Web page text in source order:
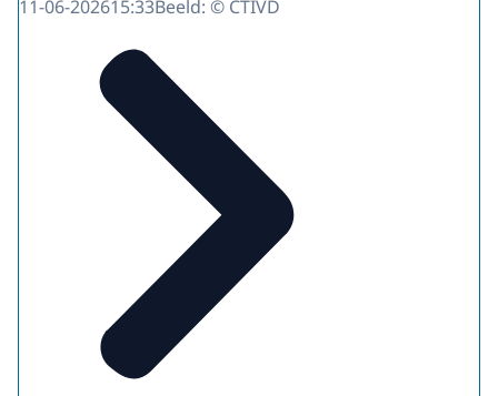
11-06-202615:33Beeld: © CTIVD